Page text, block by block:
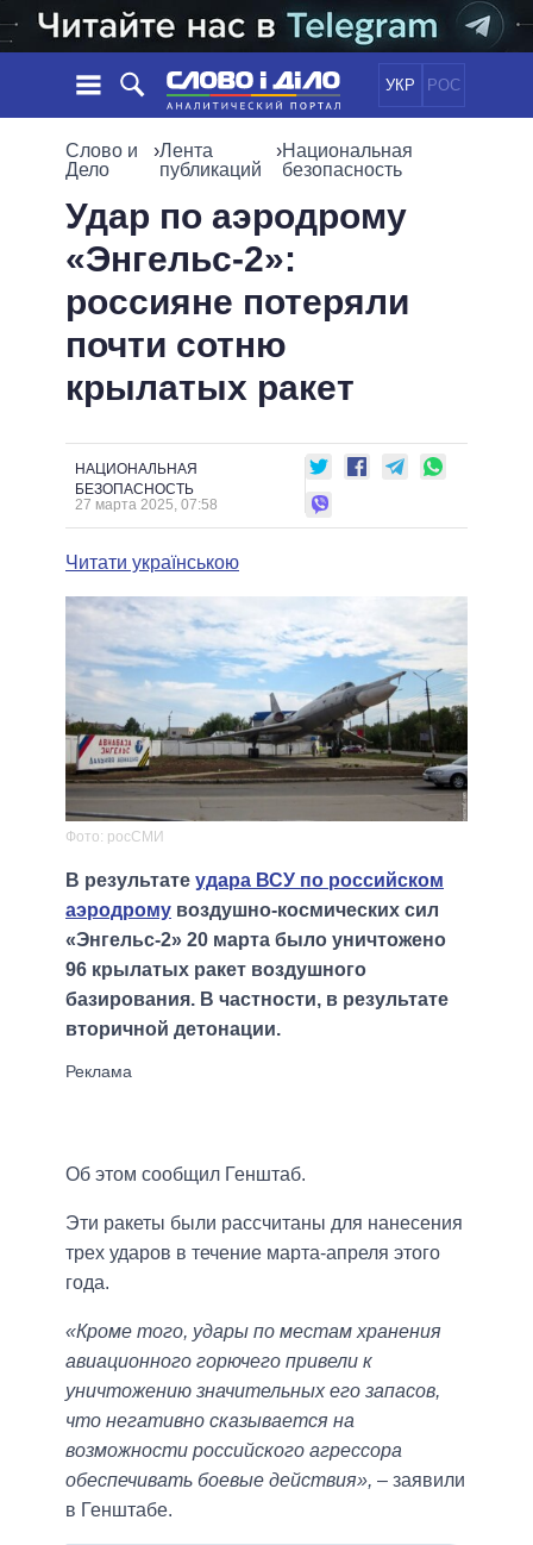
УКР РОС
НОВОСТИ
СОБЫТИЯ
СТАТЬИ
МНЕНИЯ
ОБЗОРЫ
ДАЙДЖЕСТЫ
ЭКОНОМИКА
ОБЩЕСТВО
МИР
ПОЛИТИКИ
ВСЕ ПОЛИТИКИ
ПРЕЗИДЕНТ И ОФИС
ВЕРХОВНАЯ РАДА
КАБИНЕТ МИНИСТРОВ
ГЛАВЫ ОБЛАДМИНИСТРАЦИЙ
МЭРЫ
ВСЕ ПЕРСОНЫ
ИНФОГРАФИКА
ВИДЕО
ПОДДЕРЖАТЬ
СРАВНЕНИЕ ПОЛИТИКОВ
Слово и
Дело
›Лента
публикаций
›Национальная
безопасность
Удар по аэродрому
«Энгельс-2»:
россияне потеряли
почти сотню
крылатых ракет
НАЦИОНАЛЬНАЯ
БЕЗОПАСНОСТЬ
27 марта 2025, 07:58
Читати українською
Фото: росСМИ
В результате удара ВСУ по российском
аэродрому воздушно-космических сил
«Энгельс-2» 20 марта было уничтожено
96 крылатых ракет воздушного
базирования. В частности, в результате
вторичной детонации.
Об этом сообщил Генштаб.
Эти ракеты были рассчитаны для нанесения
трех ударов в течение марта-апреля этого
года.
«Кроме того, удары по местам хранения
авиационного горючего привели к
уничтожению значительных его запасов,
что негативно сказывается на
возможности российского агрессора
обеспечивать боевые действия», – заявили
в Генштабе.